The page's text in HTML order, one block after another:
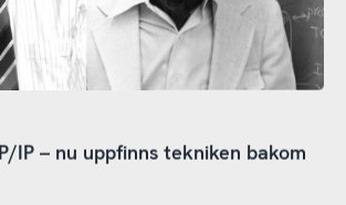
IP – nu uppfinns tekniken bakom